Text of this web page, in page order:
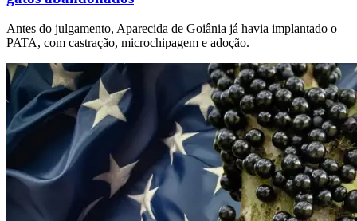
Antes do julgamento, Aparecida de Goiânia já havia implantado o
PATA, com castração, microchipagem e adoção.